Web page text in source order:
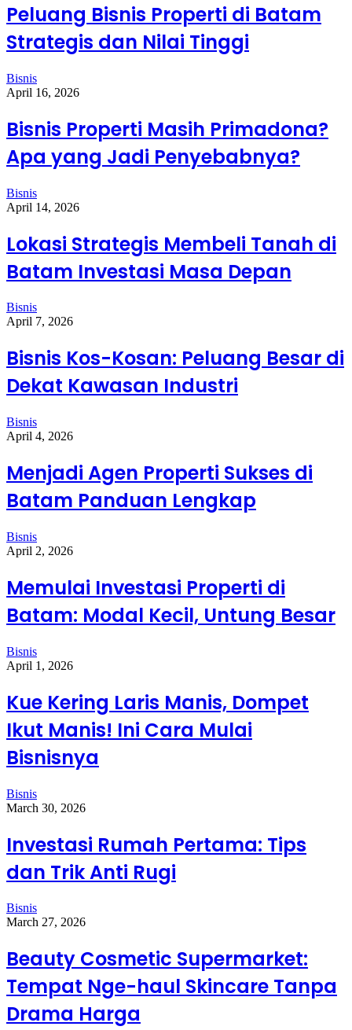
Peluang Bisnis Properti di Batam
Strategis dan Nilai Tinggi
Bisnis
April 16, 2026
Bisnis Properti Masih Primadona?
Apa yang Jadi Penyebabnya?
Bisnis
April 14, 2026
Lokasi Strategis Membeli Tanah di
Batam Investasi Masa Depan
Bisnis
April 7, 2026
Bisnis Kos-Kosan: Peluang Besar di
Dekat Kawasan Industri
Bisnis
April 4, 2026
Menjadi Agen Properti Sukses di
Batam Panduan Lengkap
Bisnis
April 2, 2026
Memulai Investasi Properti di
Batam: Modal Kecil, Untung Besar
Bisnis
April 1, 2026
Kue Kering Laris Manis, Dompet
Ikut Manis! Ini Cara Mulai
Bisnisnya
Bisnis
March 30, 2026
Investasi Rumah Pertama: Tips
dan Trik Anti Rugi
Bisnis
March 27, 2026
Beauty Cosmetic Supermarket:
Tempat Nge-haul Skincare Tanpa
Drama Harga